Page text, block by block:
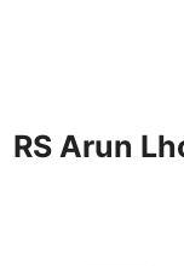
RS Arun